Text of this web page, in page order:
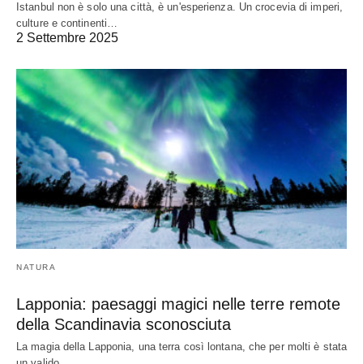
Istanbul non è solo una città, è un'esperienza. Un crocevia di imperi,
culture e continenti…
2 Settembre 2025
NATURA
Lapponia: paesaggi magici nelle terre remote
della Scandinavia sconosciuta
La magia della Lapponia, una terra così lontana, che per molti è stata